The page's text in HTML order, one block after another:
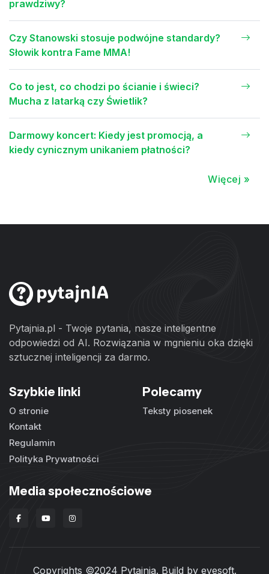
prawdziwy?
Czy Stanowski stosuje podwójne standardy?
Słowik kontra Fame MMA!
Co to jest, co chodzi po ścianie i świeci?
Mucha z latarką czy Świetlik?
Darmowy koncert: Kiedy jest promocją, a
kiedy cynicznym unikaniem płatności?
Więcej »
Pytajnia.pl - Twoje pytania, nasze inteligentne
odpowiedzi od AI. Rozwiązania w mgnieniu oka dzięki
sztucznej inteligencji za darmo.
Szybkie linki
O stronie
Kontakt
Regulamin
Polityka Prywatności
Polecamy
Teksty piosenek
Media społecznościowe
Copyrights ©2024 Pytajnia. Build by evesoft.